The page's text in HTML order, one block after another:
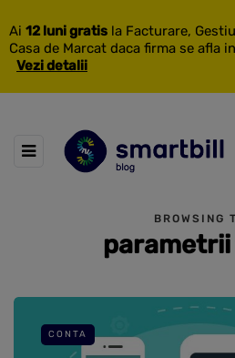
Ai 12 luni gratis la Facturare,
Casa de Marcat daca firma se afla
Vezi detalii
BROWSING
CONTA